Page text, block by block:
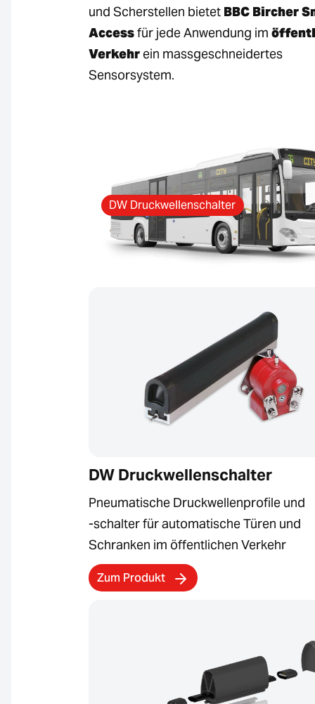
und Scherstellen bietet BBC Bircher
Accessfür jede Anwendung im
Verkehr ein massgeschneidertes
Sensorsystem.
DW Druckwellenschalter
DW Druckwellenschalter
Pneumatische Druckwellenprofile und
-schalter für automatische Türen und
Schranken im öffentlichen Verkehr
Zum Produkt